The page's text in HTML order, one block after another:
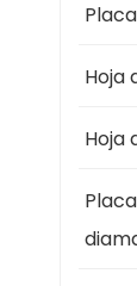
Hoja
Hoja